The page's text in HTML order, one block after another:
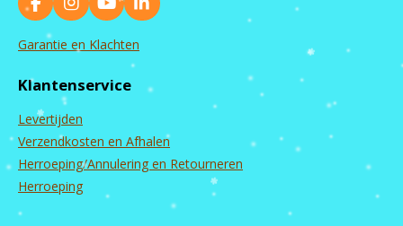
F
a
c
o
o
k
I
n
s
g
a
m
Y
o
u
b
L
i
d
Garantie en Klachten
Klantenservice
Levertijden
Verzendkosten en Afhalen
Herroeping/Annulering en Retourneren
Herroeping